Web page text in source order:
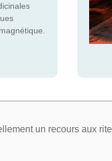
un recours aux